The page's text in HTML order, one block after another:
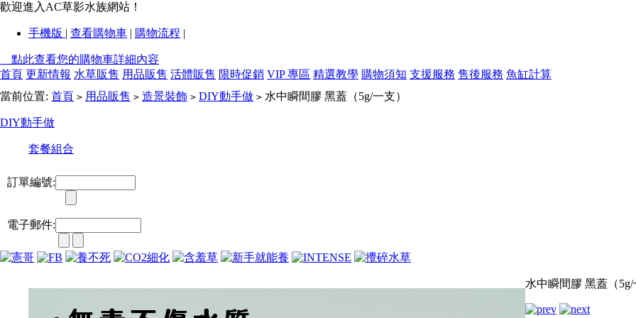
歡迎進入AC草影水族網站！
手機版 | 查看購物車 | 購物流程 |
點此查看您的購物車詳細內容
首頁 更新情報 水草販售 用品販售 活體販售 限時促銷 VIP 專區 精選教學 購物須知 支援服務 售後服務 魚缸計算
當前位置: 首頁 > 用品販售 > 造景裝飾 > DIY動手做 > 水中瞬間膠 黑蓋（5g/一支）
DIY動手做
套餐組合
訂單編號:
電子郵件:
水中瞬間膠 黑蓋（